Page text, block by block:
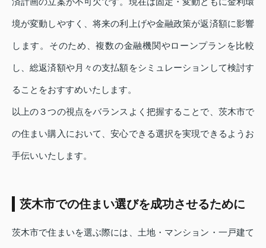
境が変動しやすく、将来の利上げや金融政策が返済額に影響
します。そのため、複数の金融機関やローンプランを比較
し、総返済額や月々の支払額をシミュレーションして検討す
ることをおすすめいたします。
以上の３つの視点をバランスよく把握することで、茨木市で
の住まい購入において、安心できる選択を実現できるようお
手伝いいたします。
茨木市での住まい選びを成功させるために
茨木市で住まいを選ぶ際には、土地・マンション・一戸建て